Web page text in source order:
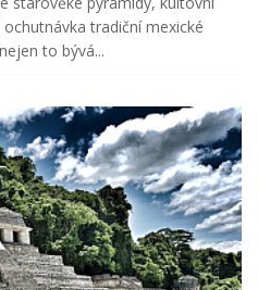
tradiční mexické
to bývá...